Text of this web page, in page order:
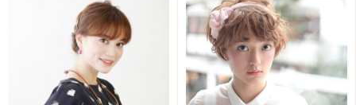
お団子の作り方・ヘアアレンジのやり方
ピンの挿し方・ヘアアレンジのやり方
崩れにくくする方法・仕上げ